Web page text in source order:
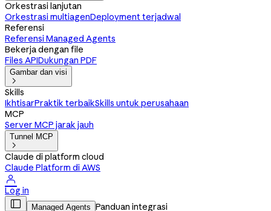
Orkestrasi lanjutan
Orkestrasi multiagenDeployment terjadwal
Referensi
Referensi Managed Agents
Bekerja dengan file
Files APIDukungan PDF
Gambar dan visi

Skills
IkhtisarPraktik terbaikSkills untuk perusahaan
MCP
Server MCP jarak jauh
Tunnel MCP

Claude di platform cloud
Claude Platform di AWS

Log in
 Managed Agents Panduan integrasi